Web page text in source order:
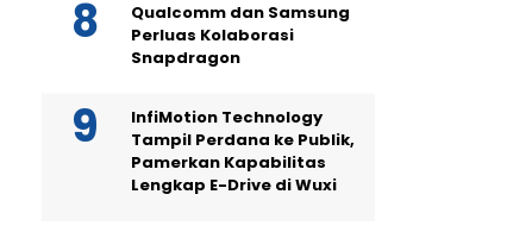
Qualcomm dan Samsung
Perluas Kolaborasi
Snapdragon
InfiMotion Technology
Tampil Perdana ke Publik,
Pamerkan Kapabilitas
Lengkap E-Drive di Wuxi